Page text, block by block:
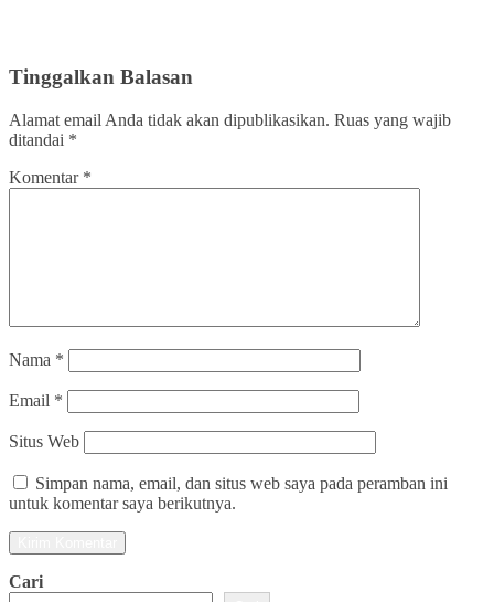
Tinggalkan Balasan
Alamat email Anda tidak akan dipublikasikan. Ruas yang wajib
ditandai *
Komentar *
Nama *
Email *
Situs Web
Simpan nama, email, dan situs web saya pada peramban ini
untuk komentar saya berikutnya.
Cari